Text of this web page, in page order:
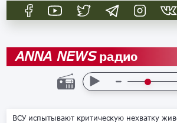
ANNA NEWSрадио
ВСУ испытывают критическую нехватку